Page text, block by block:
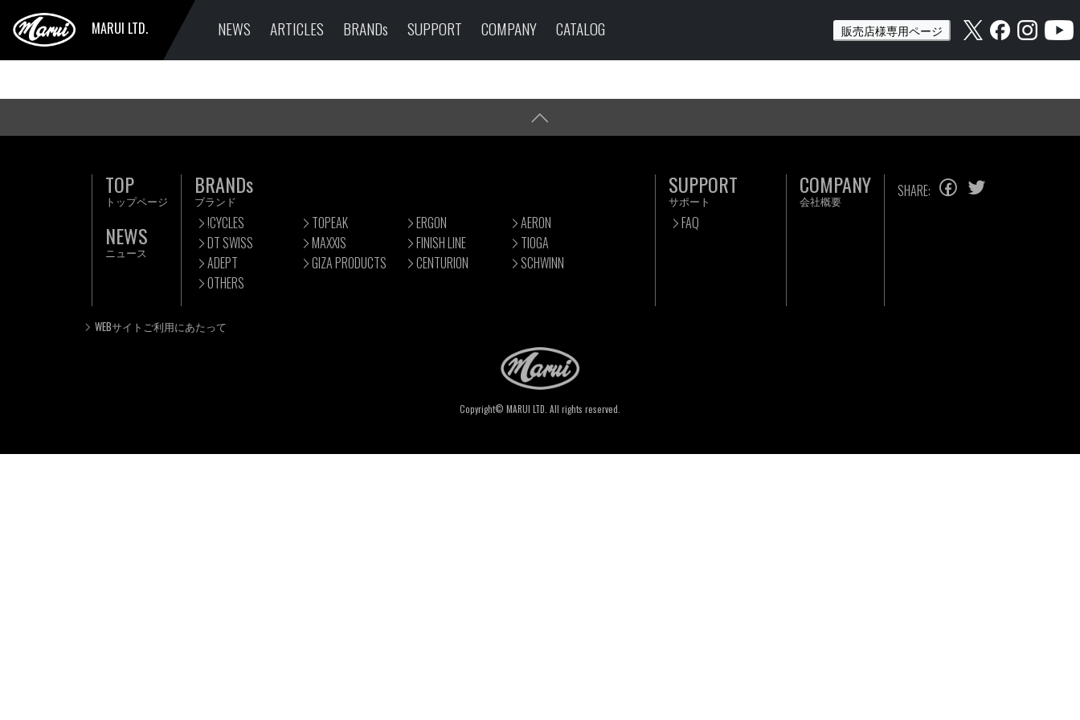
MARUI LTD. NEWS ARTICLES BRANDs SUPPORT COMPANY CATALOG 販売店様専用ページ
TOP
トップページ
NEWS
ニュース
BRANDs
ブランド
!CYCLES TOPEAK ERGON
AERON
DT SWISS
MAXXIS FINISH LINE
TIOGA
ADEPT
GIZA PRODUCTS CENTURION
SCHWINN
OTHERS
SUPPORT
サポート
FAQ
COMPANY
会社概要
SHARE:
WEBサイトご利用にあたって
Copyright© MARUI LTD. All rights reserved.